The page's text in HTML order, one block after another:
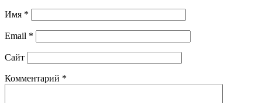
Имя *
Email *
Сайт
Комментарий *